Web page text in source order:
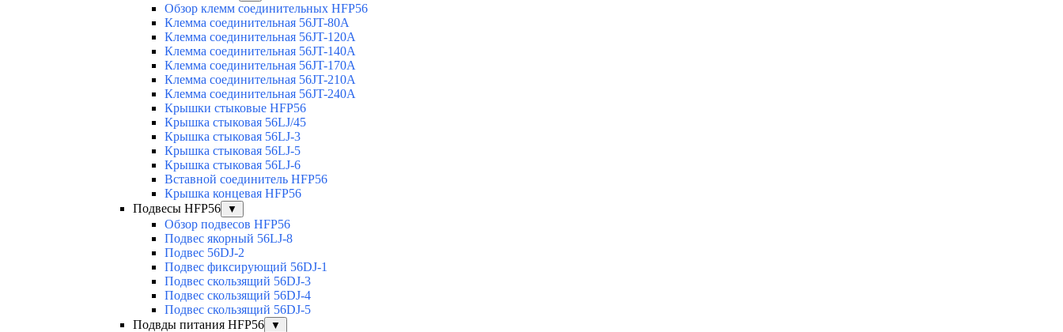
Обзор клемм соединительных HFP56
Клемма соединительная 56JT-80A
Клемма соединительная 56JT-120A
Клемма соединительная 56JT-140A
Клемма соединительная 56JT-170A
Клемма соединительная 56JT-210A
Клемма соединительная 56JT-240A
Крышки стыковые HFP56
Крышка стыковая 56LJ/45
Крышка стыковая 56LJ-3
Крышка стыковая 56LJ-5
Крышка стыковая 56LJ-6
Вставной соединитель HFP56
Крышка концевая HFP56
Подвесы HFP56
▼
Обзор подвесов HFP56
Подвес якорный 56LJ-8
Подвес 56DJ-2
Подвес фиксирующий 56DJ-1
Подвес скользящий 56DJ-3
Подвес скользящий 56DJ-4
Подвес скользящий 56DJ-5
Подвды питания HFP56
▼